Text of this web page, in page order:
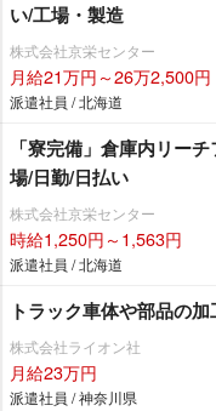
い/工場・製造
株式会社京栄センター
月給21万円～26万2,500円
派遣社員 / 北海道
「寮完備」倉庫内リー
場/日勤/日払い
株式会社京栄センター
時給1,250円～1,563円
派遣社員 / 北海道
トラック車体や部品の
株式会社ライオン社
月給23万円
派遣社員 / 神奈川県